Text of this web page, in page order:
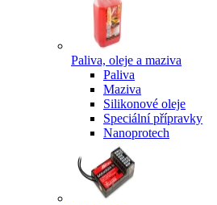
Paliva, oleje a maziva
Paliva
Maziva
Silikonové oleje
Speciální přípravky
Nanoprotech